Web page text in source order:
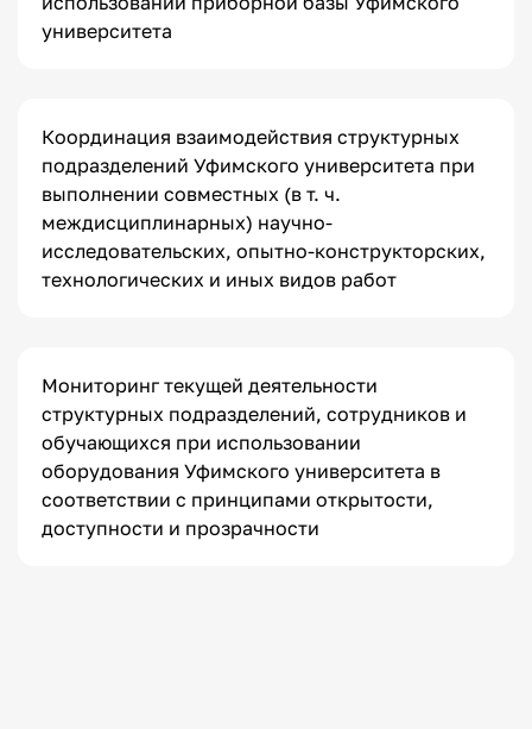
университета
Координация взаимодействия структурных
подразделений Уфимского университета при
выполнении совместных (в т. ч.
междисциплинарных) научно-
исследовательских, опытно-конструкторских,
технологических и иных видов работ
Мониторинг текущей деятельности
структурных подразделений, сотрудников и
обучающихся при использовании
оборудования Уфимского университета в
соответствии с принципами открытости,
доступности и прозрачности